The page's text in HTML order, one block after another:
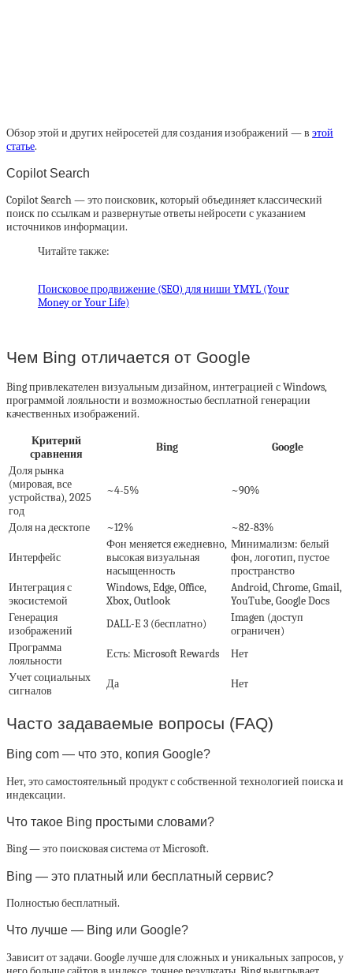
Обзор этой и других нейросетей для создания изображений — в этой
статье.
Copilot Search
Copilot Search — это поисковик, который объединяет классический
поиск по ссылкам и развернутые ответы нейросети с указанием
источников информации.
Читайте также:
Поисковое продвижение (SEO) для ниши YMYL (Your
Money or Your Life)
Чем Bing отличается от Google
Bing привлекателен визуальным дизайном, интеграцией с Windows,
программой лояльности и возможностью бесплатной генерации
качественных изображений.
Критерий
сравнения
Bing
Google
Доля рынка
(мировая, все
устройства), 2025
год
~4-5% ~90%
Доля на десктопе ~12% ~82-83%
Интерфейс
Фон меняется ежедневно,
высокая визуальная
насыщенность
Минимализм: белый
фон, логотип, пустое
пространство
Интеграция с
экосистемой
Windows, Edge, Office,
Xbox, Outlook
Android, Chrome, Gmail,
YouTube, Google Docs
Генерация
изображений
DALL-E 3 (бесплатно)
Imagen (доступ
ограничен)
Программа
лояльности
Есть: Microsoft Rewards
Нет
Учет социальных
сигналов
Да Нет
Часто задаваемые вопросы (FAQ)
Bing com — что это, копия Google?
Нет, это самостоятельный продукт с собственной технологией поиска и
индексации.
Что такое Bing простыми словами?
Bing — это поисковая система от Microsoft.
Bing — это платный или бесплатный сервис?
Полностью бесплатный.
Что лучше — Bing или Google?
Зависит от задачи. Google лучше для сложных и уникальных запросов, у